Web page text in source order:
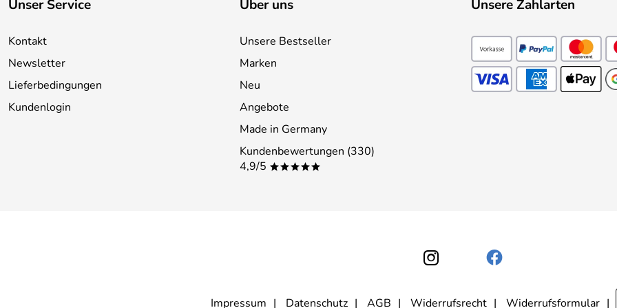
Unser Service
Kontakt
Newsletter
Lieferbedingungen
Kundenlogin
Über uns
Unsere Bestseller
Marken
Neu
Angebote
Made in Germany
Kundenbewertungen (330)
4,9/5 *****
Unsere Zahlarten
Impressum Datenschutz AGB Widerrufsrecht Widerrufsformular